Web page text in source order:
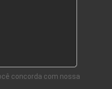
concorda com nossa